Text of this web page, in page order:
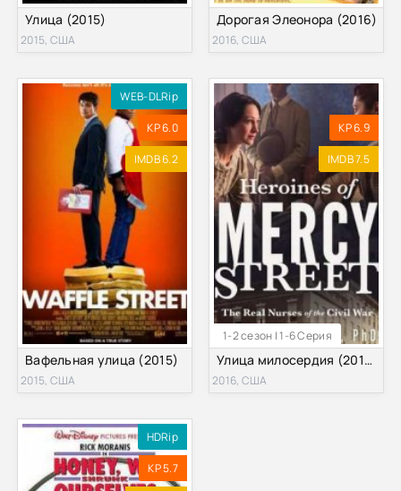
Улица (2015)
2015, США
Дорогая Элеонора (2016)
2016, США
WEB-DLRip
KP 6.0
IMDB 6.2
Вафельная улица (2015)
2015, США
1-2 сезон | 1-6 Серия
KP 6.9
IMDB 7.5
Улица милосердия (2016) 1-2 сезон
2016, США
HDRip
KP 5.7